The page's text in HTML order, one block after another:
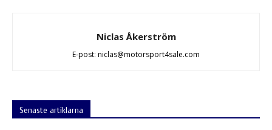
Niclas Åkerström
E-post: niclas@motorsport4sale.com
Senaste artiklarna